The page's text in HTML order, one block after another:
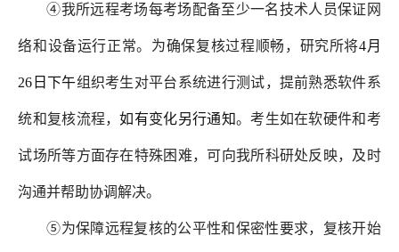
④我所远程考场每考场配备至少一名技术人员保证网
络和设备运行正常。为确保复核过程顺畅，研究所将4月
26日下午组织考生对平台系统进行测试，提前熟悉软件系
统和复核流程，如有变化另行通知。考生如在软硬件和考
试场所等方面存在特殊困难，可向我所科研处反映，及时
沟通并帮助协调解决。
⑤为保障远程复核的公平性和保密性要求，复核开始